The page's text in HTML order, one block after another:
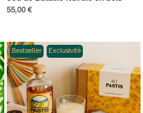
55,00 €
Bestseller Exclusivité